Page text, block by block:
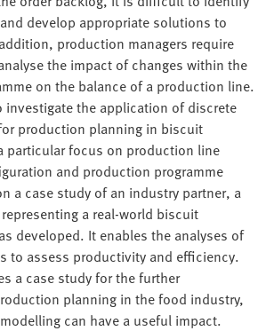
develop appropriate solutions to
production managers require
the impact of changes within the
on the balance of a production line.
investigate the application of discrete
production planning in biscuit
particular focus on production line
and production programme
a case study of an industry partner, a
a real-world biscuit
developed. It enables the analyses of
to assess productivity and efficiency.
a case study for the further
planning in the food industry,
can have a useful impact.